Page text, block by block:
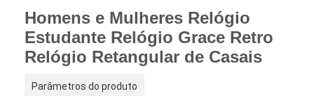
Homens e Mulheres Relógio
Estudante Relógio Grace Retro
Relógio Retangular de Casais
Parâmetros do produto